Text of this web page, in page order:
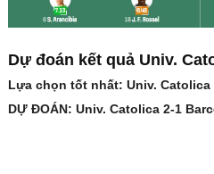
Dự đoán kết quả Univ.
Lựa chọn tốt nhất: Univ. Catolica
DỰ ĐOÁN: Univ. Catolica 2-1